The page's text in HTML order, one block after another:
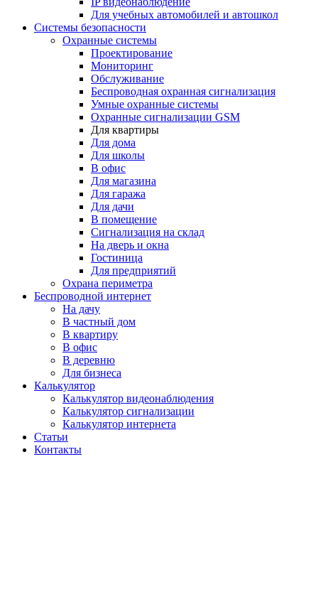
Для учебных автомобилей и автошкол
Системы безопасности
Охранные системы
Проектирование
Мониторинг
Обслуживание
Беспроводная охранная сигнализация
Умные охранные системы
Охранные сигнализации GSM
Для квартиры
Для дома
Для школы
В офис
Для магазина
Для гаража
Для дачи
В помещение
Сигнализация на склад
На дверь и окна
Гостиница
Для предприятий
Охрана периметра
Беспроводной интернет
На дачу
В частный дом
В квартиру
В офис
В деревню
Для бизнеса
Калькулятор
Калькулятор видеонаблюдения
Калькулятор сигнализации
Калькулятор интернета
Статьи
Контакты